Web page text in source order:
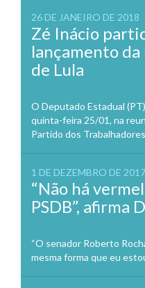
26 DE JANEIRO DE 2018
Zé Inácio
lançamento
de Lula
O Deputado Estadual
quinta-feira 25/01, na
Partido dos
1 DE DEZEMBRO DE 2017
“Não há
PSDB”, afirma
“O senador Roberto
mesma forma que eu